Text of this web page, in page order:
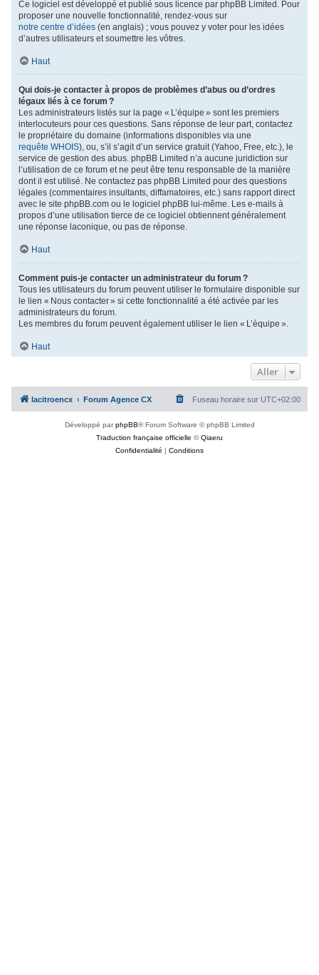
Ce logiciel est développé et publié sous licence par phpBB Limited. Pour
proposer une nouvelle fonctionnalité, rendez-vous sur
notre centre d’idées (en anglais) ; vous pouvez y voter pour les idées
d’autres utilisateurs et soumettre les vôtres.
Haut
Qui dois-je contacter à propos de problèmes d’abus ou d’ordres
légaux liés à ce forum ?
Les administrateurs listés sur la page « L’équipe » sont les premiers
interlocuteurs pour ces questions. Sans réponse de leur part, contactez
le propriétaire du domaine (informations disponibles via une
requête WHOIS), ou, s’il s’agit d’un service gratuit (Yahoo, Free, etc.), le
service de gestion des abus. phpBB Limited n’a aucune juridiction sur
l’utilisation de ce forum et ne peut être tenu responsable de la manière
dont il est utilisé. Ne contactez pas phpBB Limited pour des questions
légales (commentaires insultants, diffamatoires, etc.) sans rapport direct
avec le site phpBB.com ou le logiciel phpBB lui-même. Les e-mails à
propos d’une utilisation tierce de ce logiciel obtiennent généralement
une réponse laconique, ou pas de réponse.
Haut
Comment puis-je contacter un administrateur du forum ?
Tous les utilisateurs du forum peuvent utiliser le formulaire disponible sur
le lien « Nous contacter » si cette fonctionnalité a été activée par les
administrateurs du forum.
Les membres du forum peuvent également utiliser le lien « L’équipe ».
Haut
Aller
lacitroencx Forum Agence CX Fuseau horaire sur UTC+02:00
Développé parphpBB® Forum Software © phpBB Limited
Traduction française officielle ©Qiaeru
Confidentialité | Conditions